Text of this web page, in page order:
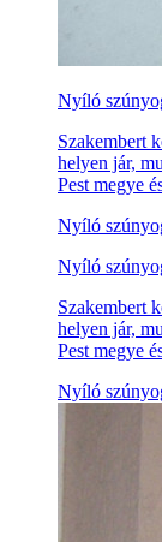
Nyíló
Szakembert
helyen jár,
Pest megye
Nyíló
Nyíló
Szakembert
helyen jár,
Pest megye
Nyíló